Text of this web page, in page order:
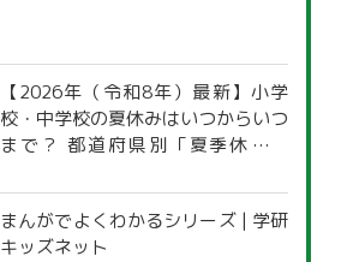
【2026年（令和8年）最新】小学
校・中学校の夏休みはいつからいつ
まで？ 都道府県別「夏季休暇一
まんがでよくわかるシリーズ | 学研
キッズネット